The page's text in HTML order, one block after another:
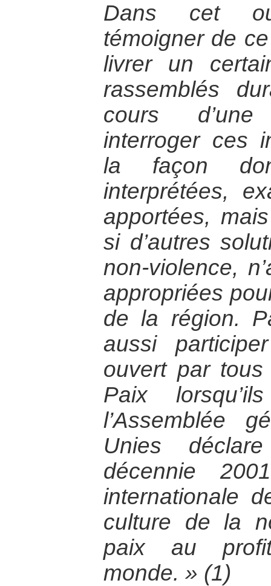
Dans cet
témoigner de
livrer un
rassemblés
cours d’une
interroger ces
la façon
interprétées,
apportées,
si d’autres
non-violence,
appropriées
de la région.
aussi
ouvert par
Paix
l’Assemblée
Unies
décennie
internationale
culture de la
paix au
monde. » (1)